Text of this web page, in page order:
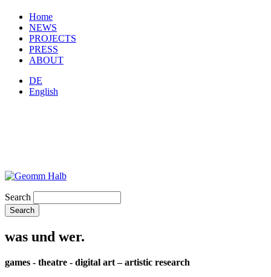
Home
NEWS
PROJECTS
PRESS
ABOUT
DE
English
Search
was und wer.
games - theatre - digital art – artistic research